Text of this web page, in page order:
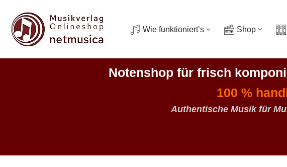
Zum
Inhalt
Wie funktioniert’s Shop
Notenshop für frisch
100 %
Authentische Musik für